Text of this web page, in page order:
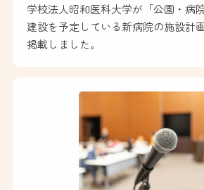
学校法人昭和医科大学が「公園・病
建設を予定している新病院の施設計
掲載しました。